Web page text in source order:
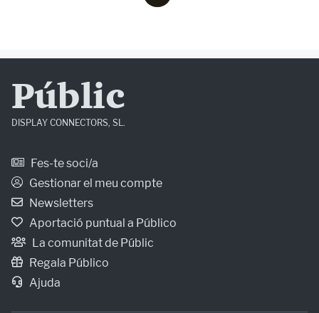
Públic
DISPLAY CONNECTORS, SL.
Fes-te soci/a
Gestionar el meu compte
Newsletters
Aportació puntual a Público
La comunitat de Públic
Regala Público
Ajuda